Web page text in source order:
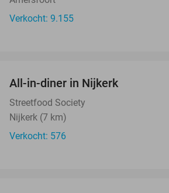
Verkocht: 9.155
All-in-diner in Nijkerk
Streetfood Society
Nijkerk (7 km)
Verkocht: 576